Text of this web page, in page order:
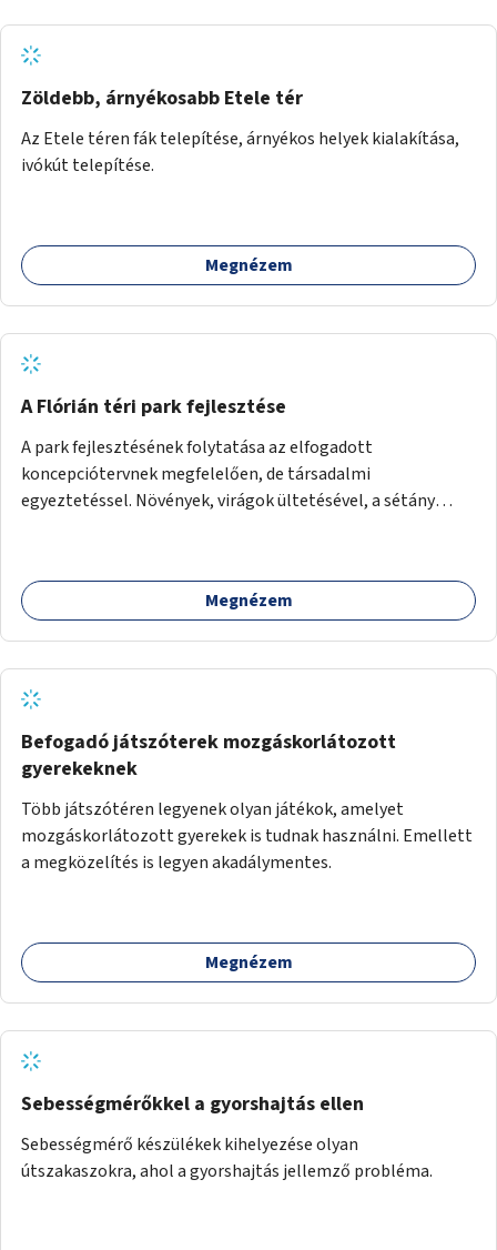
Zöldebb, árnyékosabb Etele tér
Az Etele téren fák telepítése, árnyékos helyek kialakítása,
ivókút telepítése.
Megnézem
A Flórián téri park fejlesztése
A park fejlesztésének folytatása az elfogadott
koncepciótervnek megfelelően, de társadalmi
egyeztetéssel. Növények, virágok ültetésével, a sétány
Megnézem
Befogadó játszóterek mozgáskorlátozott
gyerekeknek
Több játszótéren legyenek olyan játékok, amelyet
mozgáskorlátozott gyerekek is tudnak használni. Emellett
a megközelítés is legyen akadálymentes.
Megnézem
Sebességmérőkkel a gyorshajtás ellen
Sebességmérő készülékek kihelyezése olyan
útszakaszokra, ahol a gyorshajtás jellemző probléma.